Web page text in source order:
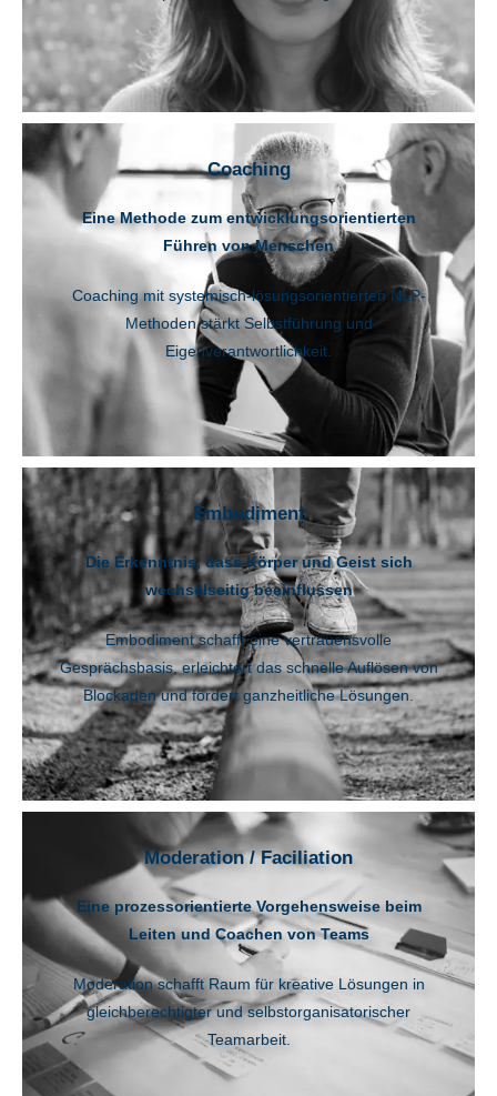
Coaching
Eine Methode zum entwicklungsorientierten
Führen von Menschen
Coaching mit systemisch-lösungsorientierten NLP-
Methoden stärkt Selbstführung und
Eigenverantwortlichkeit.
Embodiment
Die Erkenntnis, dass Körper und Geist sich
wechselseitig beeinflussen
Embodiment schafft eine vertrauensvolle
Gesprächsbasis, erleichtert das schnelle Auflösen von
Blockaden und fördert ganzheitliche Lösungen.
Moderation / Faciliation
Eine prozessorientierte Vorgehensweise beim
Leiten und Coachen von Teams
Moderation schafft Raum für kreative Lösungen in
gleichberechtigter und selbstorganisatorischer
Teamarbeit.